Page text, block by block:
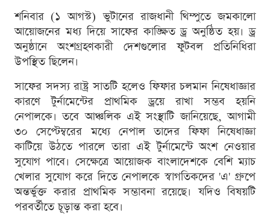
শনিবার (১ আগস্ট) ভুটানের রাজধানী থিম্পুতে জমকালো
আয়োজনের মধ্য দিয়ে সাফের কাঙ্ক্ষিত ড্র অনুষ্ঠিত হয়। ড্র
অনুষ্ঠানে অংশগ্রহণকারী দেশগুলোর ফুটবল প্রতিনিধিরা
উপস্থিত ছিলেন।
সাফের সদস্য রাষ্ট্র সাতটি হলেও ফিফার চলমান নিষেধাজ্ঞার
কারণে টুর্নামেন্টের প্রাথমিক ড্রয়ে রাখা সম্ভব হয়নি
নেপালকে। তবে আঞ্চলিক এই সংস্থাটি জানিয়েছে, আগামী
৩০ সেপ্টেম্বরের মধ্যে নেপাল তাদের ফিফা নিষেধাজ্ঞা
কাটিয়ে উঠতে পারলে তারা এই টুর্নামেন্টে অংশ নেওয়ার
সুযোগ পাবে। সেক্ষেত্রে আয়োজক বাংলাদেশকে বেশি ম্যাচ
খেলার সুযোগ করে দিতে নেপালকে স্বাগতিকদের 'এ' গ্রুপে
অন্তর্ভুক্ত করার প্রাথমিক সম্ভাবনা রয়েছে। যদিও বিষয়টি
পরবর্তীতে চূড়ান্ত করা হবে।